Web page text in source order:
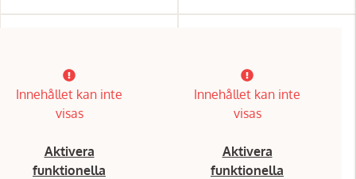
Innehållet kan inte
visas
Aktivera
funktionella
Innehållet kan inte
visas
Aktivera
funktionella